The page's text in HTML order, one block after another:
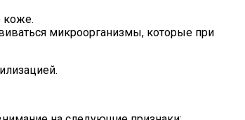
коже.
микроорганизмы, которые при